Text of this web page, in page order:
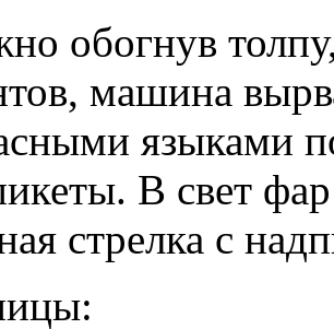
обогнув
машина
языками
В свет
стрелка с